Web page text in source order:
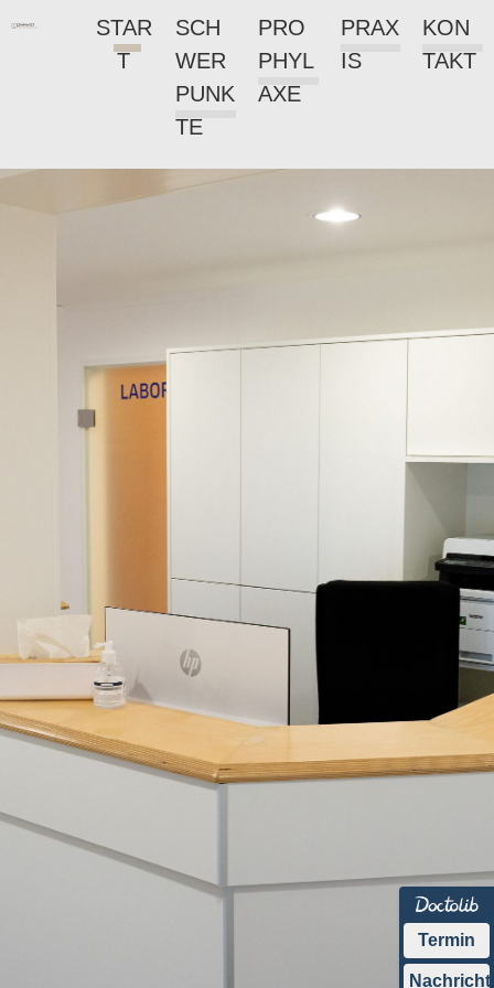
STAR
T
SCH
WER
PUNK
TE
PRO
PHYL
AXE
PRAX
IS
KON
TAKT
Termin
Nachricht